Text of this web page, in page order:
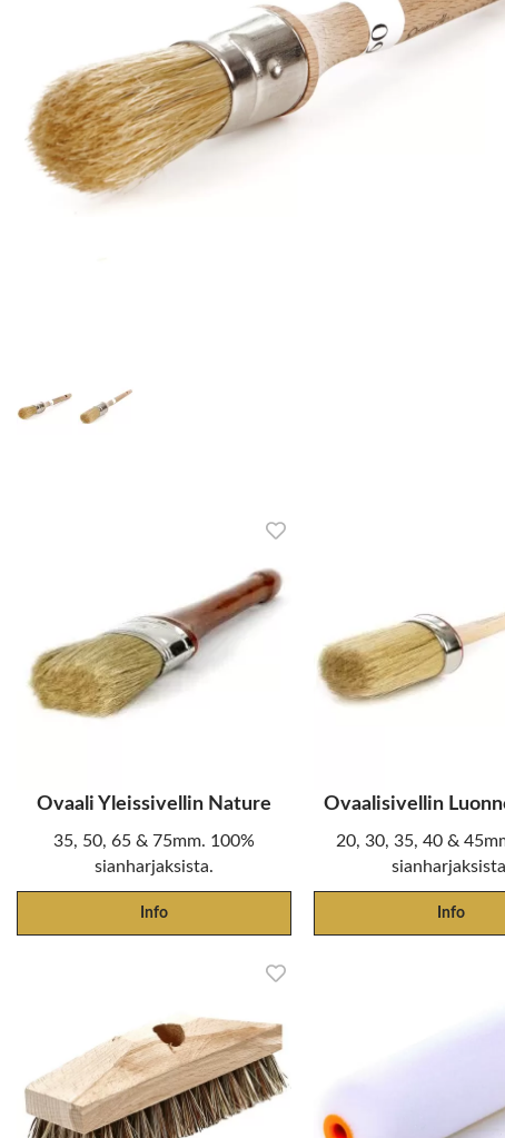
Ovaali Yleissivellin Nature
35, 50, 65 & 75mm. 100%
sianharjaksista.
Info
Ovaalisivellin
20, 30, 35, 40 &
Info